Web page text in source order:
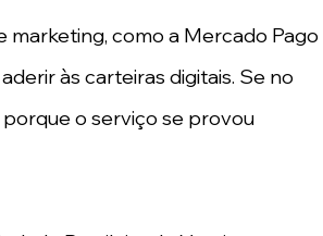
como a Mercado Pago
às carteiras digitais. Se no
o serviço se provou